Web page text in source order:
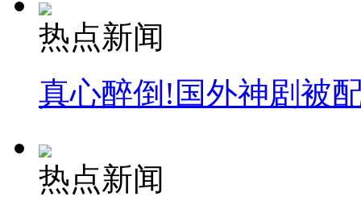
热点新闻
真心醉倒!国外神剧被
热点新闻